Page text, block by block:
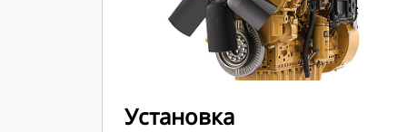
Установка